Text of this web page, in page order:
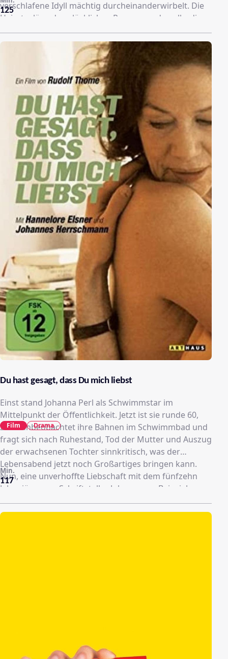
verschlafene Idyll mächtig durcheinanderwirbelt. Die
Heiratspläne des glücklichen Paares werden allerdings
von zwei Todesfällen überschattet. - Hannelore Elsner
und Karl Kranzkowski spielen die Hauptrollen in einem
typischen Rudolf-Thome-Film.
125
Du hast gesagt, dass Du mich liebst
Einst stand Johanna Perl als Schwimmstar im
Mittelpunkt der Öffentlichkeit. Jetzt ist sie runde 60,
zieht unbeobachtet ihre Bahnen im Schwimmbad und
fragt sich nach Ruhestand, Tod der Mutter und Auszug
der erwachsenen Tochter sinnkritisch, was der
Lebensabend jetzt noch Großartiges bringen kann.
Nun, eine unverhoffte Liebschaft mit dem fünfzehn
Jahre jüngeren Schriftsteller Johann zum Beispiel ...
117
Min.
Film Drama